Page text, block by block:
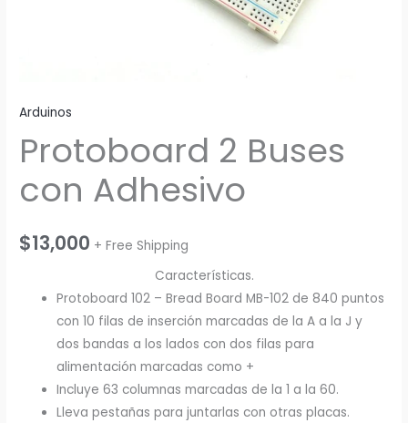
Arduinos
Protoboard 2 Buses
con Adhesivo
$13,000 + Free Shipping
Características.
Protoboard 102 – Bread Board MB-102 de 840 puntos
con 10 filas de inserción marcadas de la A a la J y
dos bandas a los lados con dos filas para
alimentación marcadas como +
Incluye 63 columnas marcadas de la 1 a la 60.
Lleva pestañas para juntarlas con otras placas.